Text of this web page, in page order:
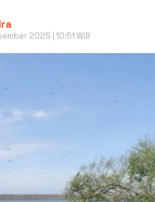
2025 | 10:51 WIB